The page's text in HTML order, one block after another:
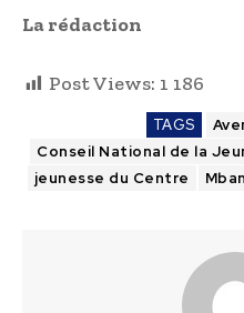
La rédaction
Post Views: 1 186
TAGS
Conseil National de la
jeunesse du Centre